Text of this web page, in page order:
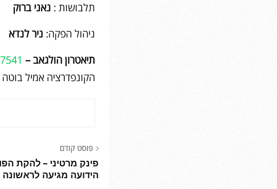
תלבושות : נאני ברוק
ניהול הפקה: ניר לנדא
תיאטרון הולגאב –
הקונפדרציה אמיל בוטה 12, ימין משה, י-ם 02-6245206
פוסט קודם
פינק מרטיני – להקת
הידועה מגיעה